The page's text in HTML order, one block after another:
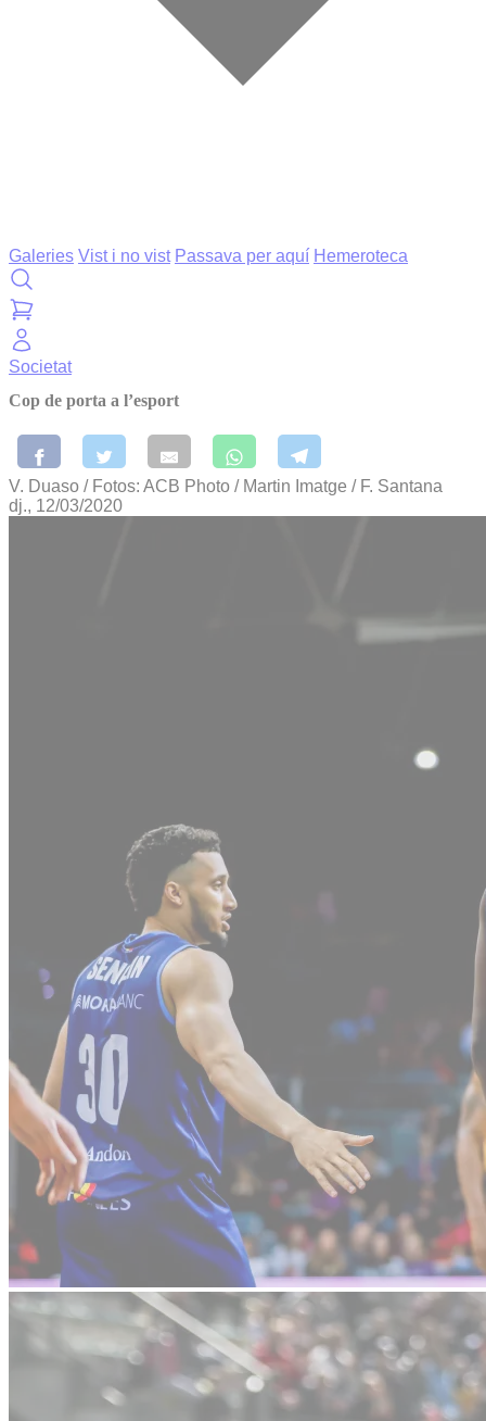
Galeries Vist i no vist Passava per aquí Hemeroteca
Societat
Cop de porta a l’esport
V. Duaso / Fotos: ACB Photo / Martin Imatge / F. Santana
dj., 12/03/2020